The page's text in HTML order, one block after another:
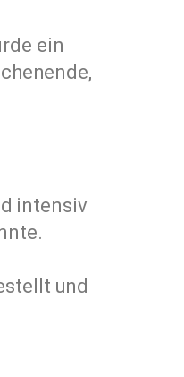
ein
intensiv
und